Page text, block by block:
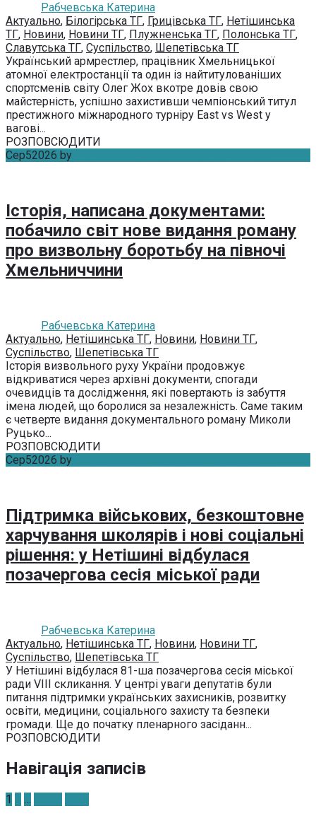
Рабчевська Катерина
Актуально, Білогірська ТГ, Грицівська ТГ, Нетішинська
ТГ, Новини, Новини ТГ, Плужненська ТГ, Полонська ТГ,
Славутська ТГ, Суспільство, Шепетівська ТГ
Український армрестлер, працівник Хмельницької
атомної електростанції та один із найтитулованіших
спортсменів світу Олег Жох вкотре довів свою
майстерність, успішно захистивши чемпіонський титул
престижного міжнародного турніру East vs West у
вагові...
РОЗПОВСЮДИТИ
Сер52026 by
Історія, написана документами:
побачило світ нове видання роману
про визвольну боротьбу на півночі
Хмельниччини
Рабчевська Катерина
Актуально, Нетішинська ТГ, Новини, Новини ТГ,
Суспільство, Шепетівська ТГ
Історія визвольного руху України продовжує
відкриватися через архівні документи, спогади
очевидців та дослідження, які повертають із забуття
імена людей, що боролися за незалежність. Саме таким
є четверте видання документального роману Миколи
Руцько...
РОЗПОВСЮДИТИ
Сер52026 by
Підтримка військових, безкоштовне
харчування школярів і нові соціальні
рішення: у Нетішині відбулася
позачергова сесія міської ради
Рабчевська Катерина
Актуально, Нетішинська ТГ, Новини, Новини ТГ,
Суспільство, Шепетівська ТГ
У Нетішині відбулася 81-ша позачергова сесія міської
ради VIII скликання. У центрі уваги депутатів були
питання підтримки українських захисників, розвитку
освіти, медицини, соціального захисту та безпеки
громади. Ще до початку пленарного засіданн...
РОЗПОВСЮДИТИ
Навігація записів
1 …